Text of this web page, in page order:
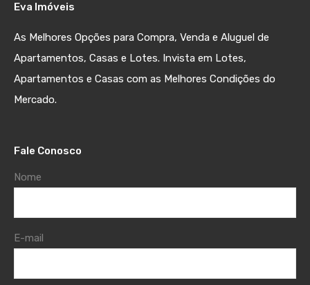
Eva Imóveis
As Melhores Opções para Compra, Venda e Aluguel de
Apartamentos, Casas e Lotes. Invista em Lotes,
Apartamentos e Casas com as Melhores Condições do
Mercado.
Fale Conosco
Nome
E-mail